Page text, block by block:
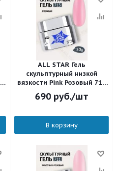
ALL STAR Гель
скульптурный низкой
вязкости Pink Розовый 713
30 мл.
690руб./шт
В корзину